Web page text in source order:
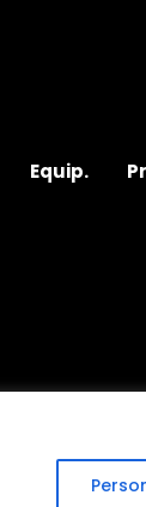
Equip.